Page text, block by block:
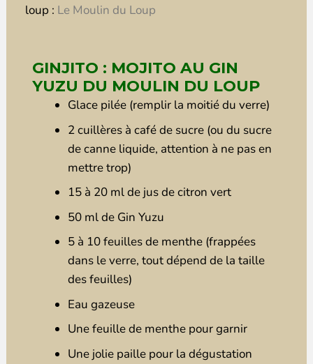
loup : Le Moulin du Loup
GINJITO : MOJITO AU GIN
YUZU DU MOULIN DU LOUP
Glace pilée (remplir la moitié du verre)
2 cuillères à café de sucre (ou du sucre
de canne liquide, attention à ne pas en
mettre trop)
15 à 20 ml de jus de citron vert
50 ml de Gin Yuzu
5 à 10 feuilles de menthe (frappées
dans le verre, tout dépend de la taille
des feuilles)
Eau gazeuse
Une feuille de menthe pour garnir
Une jolie paille pour la dégustation